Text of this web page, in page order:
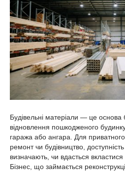
Будівельні матеріали — це основа
відновлення пошкодженого
гаража або ангара. Для
ремонт чи будівництво,
визначають, чи вдасться вкластися
Бізнес, що займається